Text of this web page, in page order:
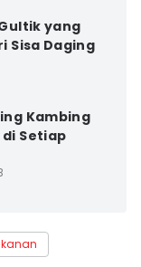
yang
Sisa Daging
Kambing
Setiap